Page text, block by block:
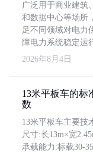
广泛用于商业建筑
和数据中心等场所
足不同领域对电力
障电力系统稳定运
2026年8月4日
13米平板车的标
数
13米平板车主要技
尺寸:长13m×宽
承载能力:标载30-